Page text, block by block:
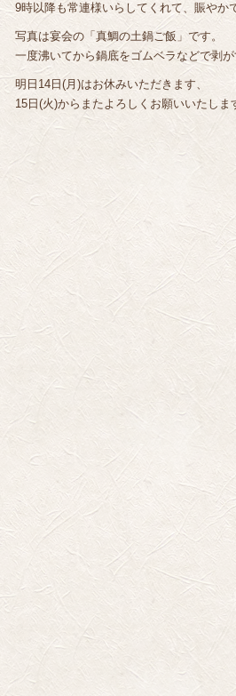
9時以降も常連様いらしてくれて、賑やか
写真は宴会の「真鯛の土鍋ご飯」です。
一度沸いてから鍋底をゴムベラなどで剥
明日14日(月)はお休みいただきます、
15日(火)からまたよろしくお願いいたしま